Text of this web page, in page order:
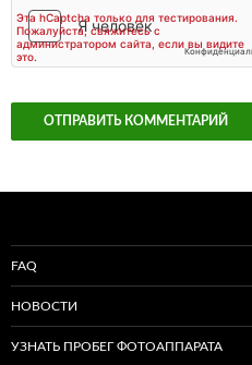
FAQ
НОВОСТИ
УЗНАТЬ ПРОБЕГ ФОТОАППАРАТА